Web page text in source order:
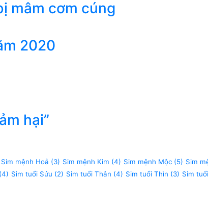
mâm cơm cúng
2020
hại”
Sim mệnh Hoả (3) Sim mệnh Kim (4) Sim mệnh Mộc (5) Sim
(4) Sim tuổi Sửu (2) Sim tuổi Thân (4) Sim tuổi Thìn (3) Sim